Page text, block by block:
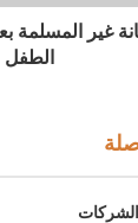
غير المسلمة
الطفل